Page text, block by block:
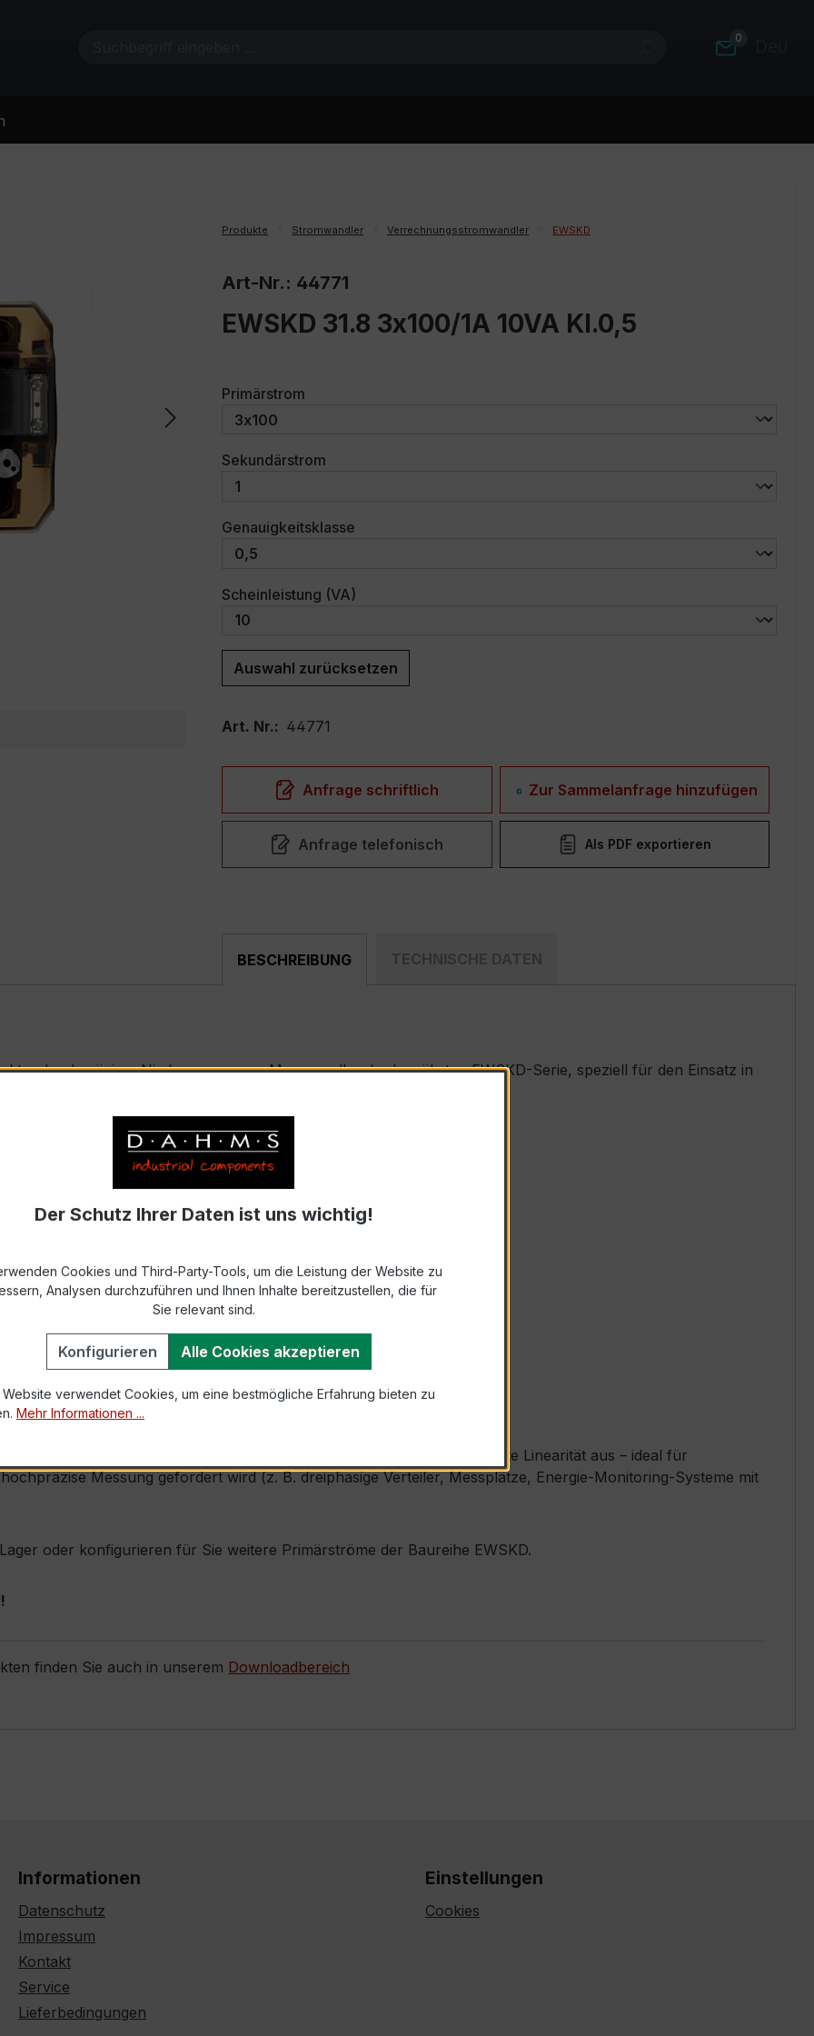
0
Produkte Stromwandler Verrechnungsstromwandler EWSKD
Art-Nr.: 44771
EWSKD 31.8 3x100/1A 10VA Kl.0,5
Primärstrom
Sekundärstrom
Genauigkeitsklasse
Scheinleistung (VA)
Auswahl zurücksetzen
Art. Nr.: 44771
Anfrage schriftlich Zur Sammelanfrage hinzufügen
Anfrage telefonisch Als PDF exportieren
BESCHREIBUNG TECHNISCHE DATEN
hochpräziser Niederspannungs-Messwandler der bewährten EWSKD-Serie, speziell für den Einsatz in
Mess- und Überwachungssystemen entwickelt.
31.8
100 A pro Phase, Sekundärnennstrom 1 A)
bzw. DIN EN 61869-2)
Ø 31,8 mm (Kabeldurchführung)
× Ipr (Dauerstrom 1 × Primärnennstrom)
× Ipr, 1 s
inkl. Isolierschutzkappe
durch seine sehr kompakte Bauform, hohe Zuverlässigkeit und exzellente Linearität aus – ideal für
Messung gefordert wird (z. B. dreiphasige Verteiler, Messplätze, Energie-Monitoring-Systeme mit
oder konfigurieren für Sie weitere Primärströme der Baureihe EWSKD.
finden Sie auch in unserem Downloadbereich
Informationen
Datenschutz
Impressum
Kontakt
Service
Lieferbedingungen
Einstellungen
Cookies
Der Schutz Ihrer Daten ist uns wichtig!
Cookies und Third-Party-Tools, um die Leistung der Website zu
Analysen durchzuführen und Ihnen Inhalte bereitzustellen, die für
Sie relevant sind.
Konfigurieren Alle Cookies akzeptieren
Website verwendet Cookies, um eine bestmögliche Erfahrung bieten zu
Mehr Informationen ...